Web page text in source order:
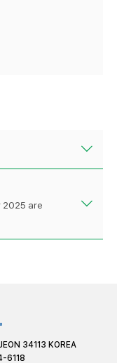
2025 are
34113 KOREA
6118